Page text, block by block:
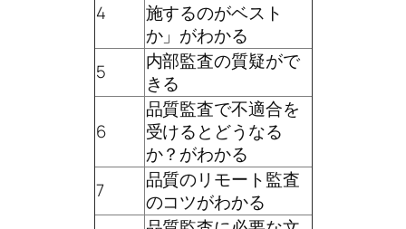
4
施するのがベスト
か」がわかる
5
内部監査の質疑がで
きる
6
品質監査で不適合を
受けるとどうなる
か？がわかる
7
品質のリモート監査
のコツがわかる